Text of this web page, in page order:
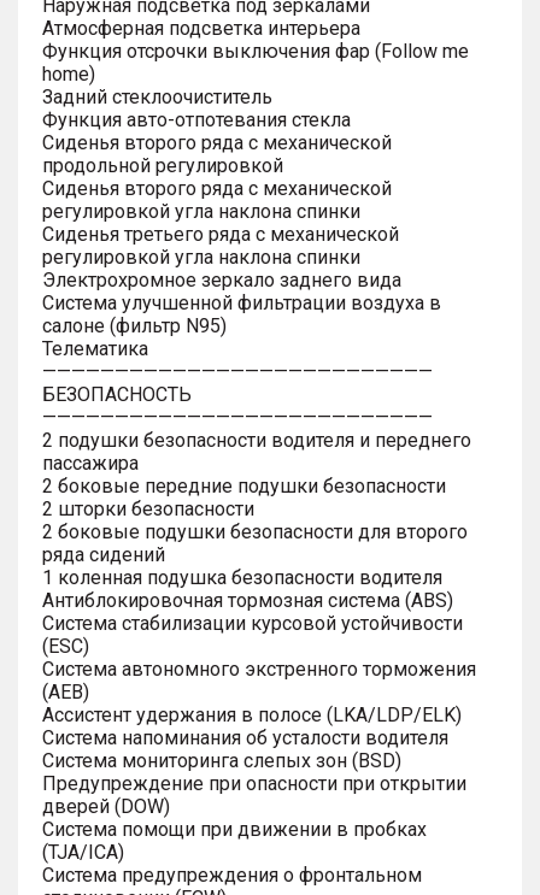
Наружная подсветка под зеркалами
Атмосферная подсветка интерьера
Функция отсрочки выключения фар (Follow me
home)
Задний стеклоочиститель
Функция авто-отпотевания стекла
Сиденья второго ряда с механической
продольной регулировкой
Сиденья второго ряда с механической
регулировкой угла наклона спинки
Сиденья третьего ряда с механической
регулировкой угла наклона спинки
Электрохромное зеркало заднего вида
Система улучшенной фильтрации воздуха в
салоне (фильтр N95)
Телематика
———————————————————————————
БЕЗОПАСНОСТЬ
———————————————————————————
2 подушки безопасности водителя и переднего
пассажира
2 боковые передние подушки безопасности
2 шторки безопасности
2 боковые подушки безопасности для второго
ряда сидений
1 коленная подушка безопасности водителя
Антиблокировочная тормозная система (ABS)
Система стабилизации курсовой устойчивости
(ESC)
Система автономного экстренного торможения
(AEB)
Ассистент удержания в полосе (LKA/LDP/ELK)
Система напоминания об усталости водителя
Система мониторинга слепых зон (BSD)
Предупреждение при опасности при открытии
дверей (DOW)
Система помощи при движении в пробках
(TJA/ICA)
Система предупреждения о фронтальном